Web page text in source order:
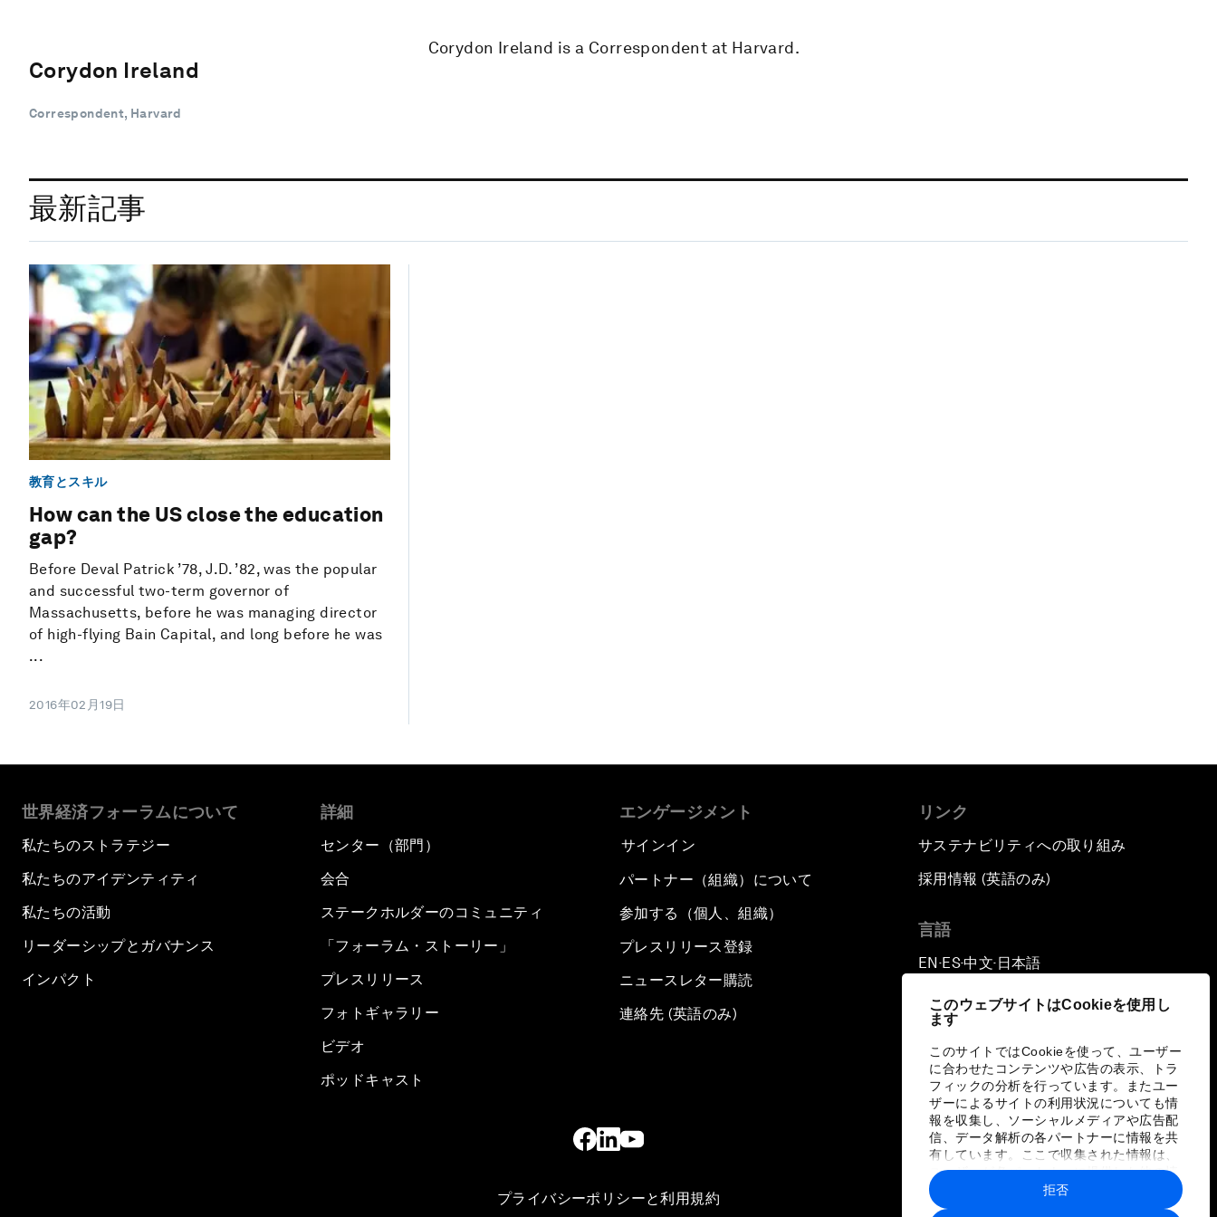
このウェブサイトはCookieを使用し
ます
このサイトではCookieを使って、ユーザー
に合わせたコンテンツや広告の表示、トラ
フィックの分析を行っています。またユー
ザーによるサイトの利用状況についても情
報を収集し、ソーシャルメディアや広告配
信、データ解析の各パートナーに情報を共
有しています。ここで収集された情報は、
ユーザーが各パートナーに提供した他の情
報や各パートナーのサービスを使用した際
に収集された情報と組み合わされ、各パー
拒否
Corydon Ireland
Correspondent, Harvard
Corydon Ireland is a Correspondent at Harvard.
最新記事
教育とスキル
How can the US close the education
gap?
Before Deval Patrick ’78, J.D. ’82, was the popular
and successful two-term governor of
Massachusetts, before he was managing director
of high-flying Bain Capital, and long before he was
...
2016年02月19日
世界経済フォーラムについて
私たちのストラテジー
私たちのアイデンティティ
私たちの活動
リーダーシップとガバナンス
インパクト
詳細
センター（部門）
会合
ステークホルダーのコミュニティ
「フォーラム・ストーリー」
プレスリリース
フォトギャラリー
ビデオ
ポッドキャスト
エンゲージメント
サインイン
パートナー（組織）について
参加する（個人、組織）
プレスリリース登録
ニュースレター購読
連絡先 (英語のみ)
リンク
サステナビリティへの取り組み
採用情報 (英語のみ)
言語
EN ▪ ES▪中文▪ 日本語
プライバシーポリシーと利用規約